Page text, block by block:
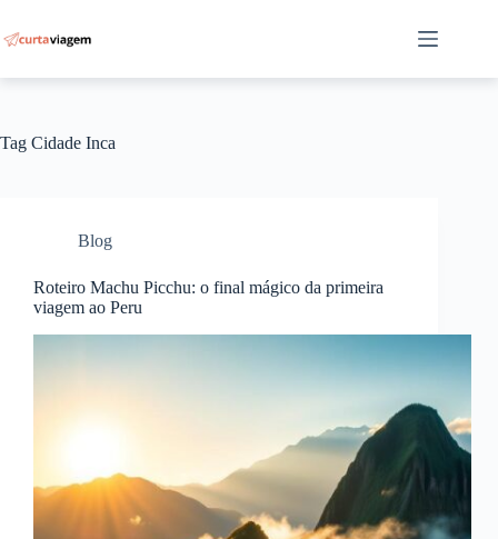
para
o
Tag Cidade Inca
Blog
Roteiro Machu Picchu: o final mágico da primeira
viagem ao Peru